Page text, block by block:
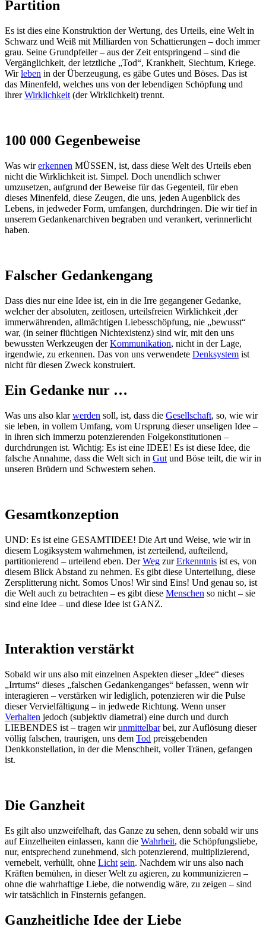
Partition
Es ist dies eine Konstruktion der Wertung, des Urteils, eine Welt in
Schwarz und Weiß mit Milliarden von Schattierungen – doch immer
grau. Seine Grundpfeiler – aus der Zeit entspringend – sind die
Vergänglichkeit, der letztliche „Tod“, Krankheit, Siechtum, Kriege.
Wirleben in der Überzeugung, es gäbe Gutes und Böses. Das ist
das Minenfeld, welches uns von der lebendigen Schöpfung und
ihrerWirklichkeit (der Wirklichkeit) trennt.
100 000 Gegenbeweise
Was wirerkennen MÜSSEN, ist, dass diese Welt des Urteils eben
nicht die Wirklichkeit ist. Simpel. Doch unendlich schwer
umzusetzen, aufgrund der Beweise für das Gegenteil, für eben
dieses Minenfeld, diese Zeugen, die uns, jeden Augenblick des
Lebens, in jedweder Form, umfangen, durchdringen. Die wir tief in
unserem Gedankenarchiven begraben und verankert, verinnerlicht
haben.
Falscher Gedankengang
Dass dies nur eine Idee ist, ein in die Irre gegangener Gedanke,
welcher der absoluten, zeitlosen, urteilsfreien Wirklichkeit ,der
immerwährenden, allmächtigen Liebesschöpfung, nie „bewusst“
war, (in seiner flüchtigen Nichtexistenz) sind wir, mit den uns
bewussten Werkzeugen derKommunikation, nicht in der Lage,
irgendwie, zu erkennen. Das von uns verwendete Denksystem ist
nicht für diesen Zweck konstruiert.
Ein Gedanke nur …
Was uns also klarwerden soll, ist, dass die Gesellschaft, so, wie wir
sie leben, in vollem Umfang, vom Ursprung dieser unseligen Idee –
in ihren sich immerzu potenzierenden Folgekonstitutionen –
durchdrungen ist. Wichtig: Es ist eine IDEE! Es ist diese Idee, die
falsche Annahme, dass die Welt sich in Gut und Böse teilt, die wir in
unseren Brüdern und Schwestern sehen.
Gesamtkonzeption
UND: Es ist eine GESAMTIDEE! Die Art und Weise, wie wir in
diesem Logiksystem wahrnehmen, ist zerteilend, aufteilend,
partitionierend – urteilend eben. DerWeg zurErkenntnis ist es, von
diesem Blick Abstand zu nehmen. Es gibt diese Unterteilung, diese
Zersplitterung nicht. Somos Unos! Wir sind Eins! Und genau so, ist
die Welt auch zu betrachten – es gibt diese Menschen so nicht – sie
sind eine Idee – und diese Idee ist GANZ.
Interaktion verstärkt
Sobald wir uns also mit einzelnen Aspekten dieser „Idee“ dieses
„Irrtums“ dieses „falschen Gedankenganges“ befassen, wenn wir
interagieren – verstärken wir lediglich, potenzieren wir die Pulse
dieser Vervielfältigung – in jedwede Richtung. Wenn unser
Verhalten jedoch (subjektiv diametral) eine durch und durch
LIEBENDES ist – tragen wirunmittelbarbei, zur Auflösung dieser
völlig falschen, traurigen, uns dem Tod preisgebenden
Denkkonstellation, in der die Menschheit, voller Tränen, gefangen
ist.
Die Ganzheit
Es gilt also unzweifelhaft, das Ganze zu sehen, denn sobald wir uns
auf Einzelheiten einlassen, kann die Wahrheit, die Schöpfungsliebe,
nur, entsprechend zunehmend, sich potenzierend, multiplizierend,
vernebelt, verhüllt, ohne Licht sein. Nachdem wir uns also nach
Kräften bemühen, in dieser Welt zu agieren, zu kommunizieren –
ohne die wahrhaftige Liebe, die notwendig wäre, zu zeigen – sind
wir tatsächlich in Finsternis gefangen.
Ganzheitliche Idee der Liebe